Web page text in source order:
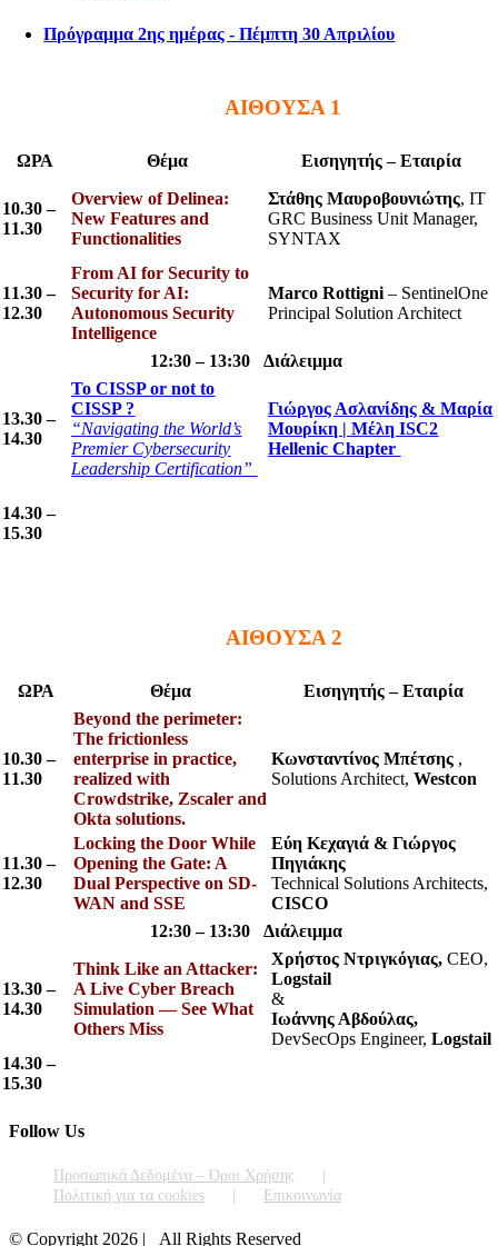
Πρόγραμμα 2ης ημέρας - Πέμπτη 30 Απριλίου
ΑΙΘΟΥΣΑ 1
ΩΡΑ Θέμα Εισηγητής – Εταιρία
10.30 –
11.30
Overview of Delinea:
New Features and
Functionalities
Στάθης Μαυροβουνιώτης, IT
GRC Business Unit Manager,
SYNTAX
11.30 –
12.30
From AI for Security to
Security for AI:
Autonomous Security
Intelligence
Marco Rottigni– SentinelOne
Principal Solution Architect
12:30 – 13:30 Διάλειμμα
13.30 –
14.30
To CISSP or not to
CISSP ?
“Navigating the World’s
Premier Cybersecurity
Leadership Certification”
Γιώργος Ασλανίδης & Μαρία
Μουρίκη | Μέλη ISC2
Hellenic Chapter
14.30 –
15.30
ΑΙΘΟΥΣΑ 2
ΩΡΑ Θέμα Εισηγητής – Εταιρία
10.30 –
11.30
Beyond the perimeter:
The frictionless
enterprise in practice,
realized with
Crowdstrike, Zscaler and
Okta solutions.
Κωνσταντίνος Μπέτσης ,
Solutions Architect,Westcon
11.30 –
12.30
Locking the Door While
Opening the Gate: A
Dual Perspective on SD-
WAN and SSE
Εύη Κεχαγιά & Γιώργος
Πηγιάκης
Technical Solutions Architects,
CISCO
12:30 – 13:30 Διάλειμμα
13.30 –
14.30
Think Like an Attacker:
A Live Cyber Breach
Simulation — See What
Others Miss
Χρήστος Ντριγκόγιας, CEO,
Logstail
&
Ιωάννης Αβδούλας,
DevSecOps Engineer,Logstail
14.30 –
15.30
Follow Us
Προσωπικά Δεδομένα – Όροι Χρήσης
Πολιτική για τα cookies
Επικοινωνία
© Copyright 2026 | All Rights Reserved